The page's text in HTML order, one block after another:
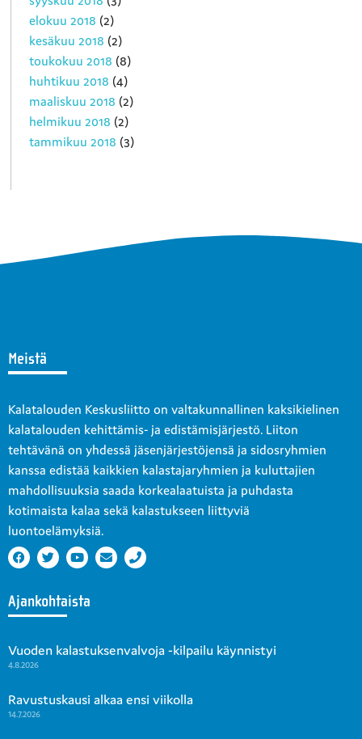
elokuu 2018 (2)
kesäkuu 2018 (2)
toukokuu 2018 (8)
huhtikuu 2018 (4)
maaliskuu 2018 (2)
helmikuu 2018 (2)
tammikuu 2018 (3)
Meistä
Kalatalouden Keskusliitto on valtakunnallinen kaksikielinen
kalatalouden kehittämis- ja edistämisjärjestö. Liiton
tehtävänä on yhdessä jäsenjärjestöjensä ja sidosryhmien
kanssa edistää kaikkien kalastajaryhmien ja kuluttajien
mahdollisuuksia saada korkealaatuista ja puhdasta
kotimaista kalaa sekä kalastukseen liittyviä
luontoelämyksiä.
Ajankohtaista
Vuoden kalastuksenvalvoja -kilpailu käynnistyi
4.8.2026
Ravustuskausi alkaa ensi viikolla
14.7.2026